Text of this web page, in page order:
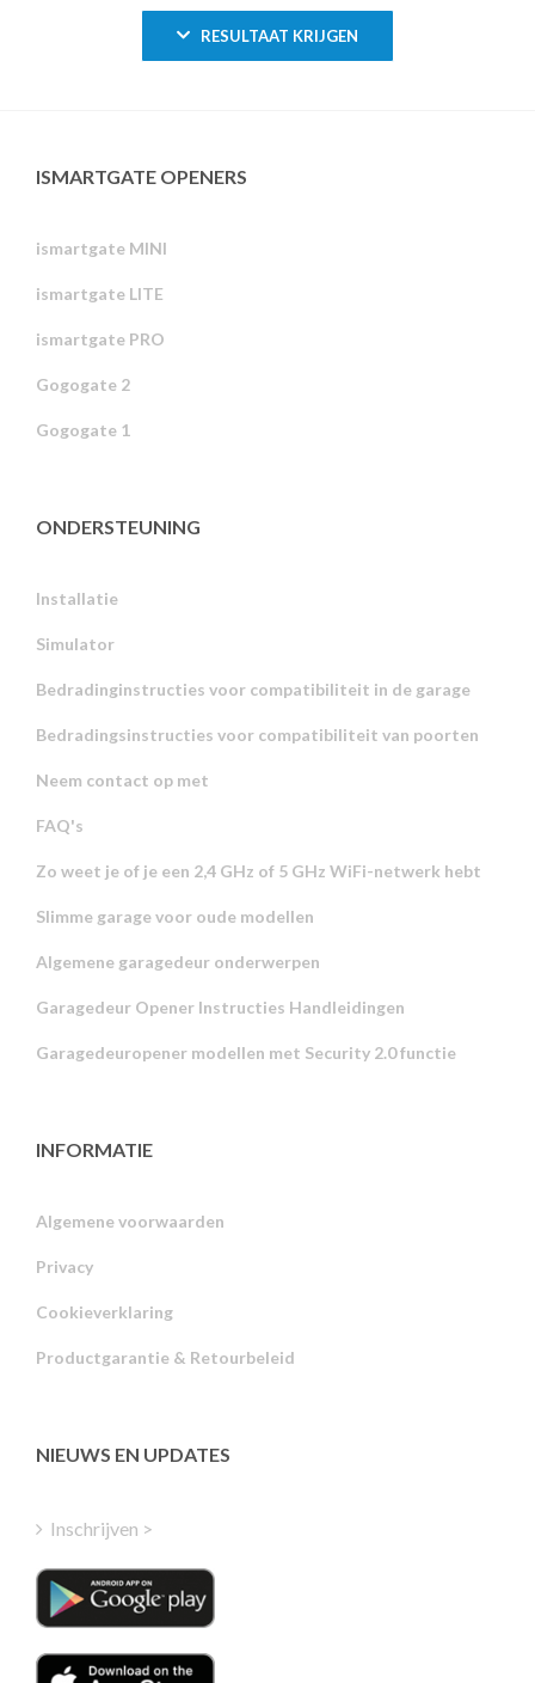
RESULTAAT KRIJGEN
ISMARTGATE OPENERS
ismartgate MINI
ismartgate LITE
ismartgate PRO
Gogogate 2
Gogogate 1
ONDERSTEUNING
Installatie
Simulator
Bedradinginstructies voor compatibiliteit in de garage
Bedradingsinstructies voor compatibiliteit van poorten
Neem contact op met
FAQ's
Zo weet je of je een 2,4 GHz of 5 GHz WiFi-netwerk hebt
Slimme garage voor oude modellen
Algemene garagedeur onderwerpen
Garagedeur Opener Instructies Handleidingen
Garagedeuropener modellen met Security 2.0 functie
INFORMATIE
Algemene voorwaarden
Privacy
Cookieverklaring
Productgarantie & Retourbeleid
NIEUWS EN UPDATES
Inschrijven >